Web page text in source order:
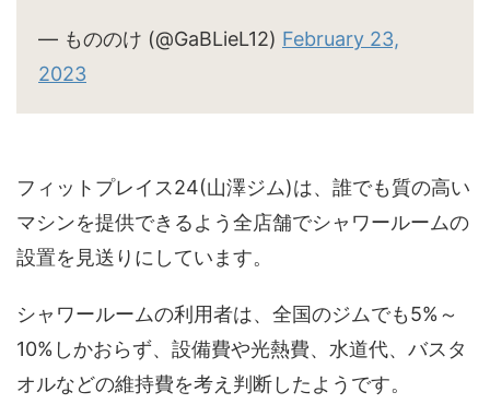
— もののけ (@GaBLieL12) February 23,
2023
フィットプレイス24(山澤ジム)は、誰でも質の高い
マシンを提供できるよう全店舗でシャワールームの
設置を見送りにしています。
シャワールームの利用者は、全国のジムでも5%～
10%しかおらず、設備費や光熱費、水道代、バスタ
オルなどの維持費を考え判断したようです。